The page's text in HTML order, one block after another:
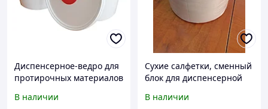
Диспенсерное-ведро для
протирочных материалов
В наличии
Сухие салфетки, сменный
блок для диспенсерной
В наличии